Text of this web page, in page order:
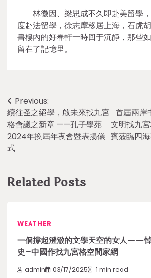
林徽因、梁思成不久即赴美留學
度赴法留學，徐志摩移居上海，石虎
書樓內的好春軒一時回于沉靜，那些
留在了記憶里。
Post
navigation
Previous:
續往圣之絕學，啟未來找九宮
格會議之新章 ——孔子學苑
2024年換屆年夜會暨表揚儀
式
首屆兩岸
文明找九
賓蒞臨四
Related Posts
WEATHER
一個撐起澄澈的文學天空的女人——
史–中國作找九宮格空間家網
admin 03/17/2025 1 min read